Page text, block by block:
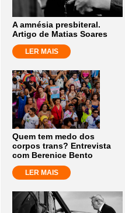
A amnésia presbiteral.
Artigo de Matias Soares
LER MAIS
Quem tem medo dos
corpos trans? Entrevista
com Berenice Bento
LER MAIS